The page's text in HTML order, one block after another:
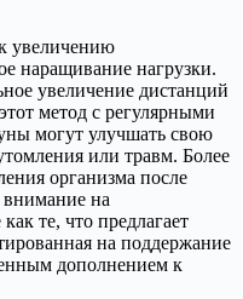
увеличению
наращивание нагрузки.
увеличение дистанций
метод с регулярными
могут улучшать свою
или травм. Более
организма после
внимание на
те, что предлагает
на поддержание
дополнением к